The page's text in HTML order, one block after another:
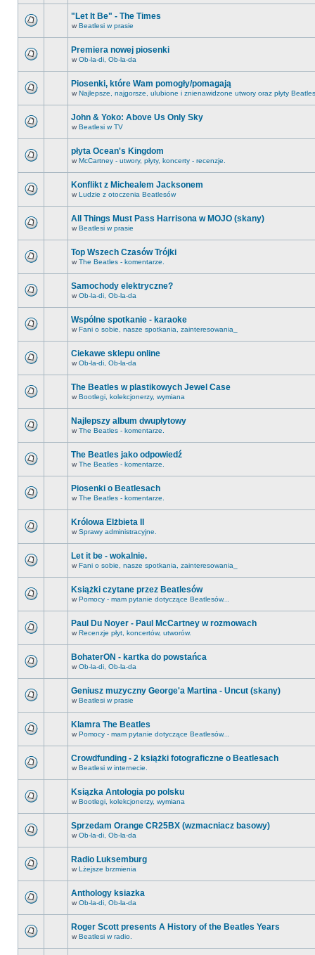
"Let It Be" - The Times
w Beatlesi w prasie
Premiera nowej piosenki
w Ob-la-di, Ob-la-da
Piosenki, które Wam pomogły/pomagają
w Najlepsze, najgorsze, ulubione i znienawidzone utwory oraz płyty
John & Yoko: Above Us Only Sky
w Beatlesi w TV
płyta Ocean's Kingdom
w McCartney - utwory, płyty, koncerty - recenzje.
Konflikt z Michealem Jacksonem
w Ludzie z otoczenia Beatlesów
All Things Must Pass Harrisona w MOJO (skany)
w Beatlesi w prasie
Top Wszech Czasów Trójki
w The Beatles - komentarze.
Samochody elektryczne?
w Ob-la-di, Ob-la-da
Wspólne spotkanie - karaoke
w Fani o sobie, nasze spotkania, zainteresowania_
Ciekawe sklepu online
w Ob-la-di, Ob-la-da
The Beatles w plastikowych Jewel Case
w Bootlegi, kolekcjonerzy, wymiana
Najlepszy album dwupłytowy
w The Beatles - komentarze.
The Beatles jako odpowiedź
w The Beatles - komentarze.
Piosenki o Beatlesach
w The Beatles - komentarze.
Królowa Elżbieta II
w Sprawy administracyjne.
Let it be - wokalnie.
w Fani o sobie, nasze spotkania, zainteresowania_
Książki czytane przez Beatlesów
w Pomocy - mam pytanie dotyczące Beatlesów...
Paul Du Noyer - Paul McCartney w rozmowach
w Recenzje płyt, koncertów, utworów.
BohaterON - kartka do powstańca
w Ob-la-di, Ob-la-da
Geniusz muzyczny George'a Martina - Uncut (skany)
w Beatlesi w prasie
Klamra The Beatles
w Pomocy - mam pytanie dotyczące Beatlesów...
Crowdfunding - 2 książki fotograficzne o Beatlesach
w Beatlesi w internecie.
Ksiązka Antologia po polsku
w Bootlegi, kolekcjonerzy, wymiana
Sprzedam Orange CR25BX (wzmacniacz basowy)
w Ob-la-di, Ob-la-da
Radio Luksemburg
w Lżejsze brzmienia
Anthology ksiazka
w Ob-la-di, Ob-la-da
Roger Scott presents A History of the Beatles Years
w Beatlesi w radio.